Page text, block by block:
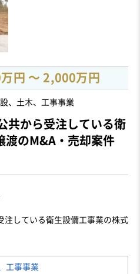
円 〜 2,000万円
、土木、工事事業
共から受注している衛
渡のM&A・売却案件
注している衛生設備工事業の株式
工事事業